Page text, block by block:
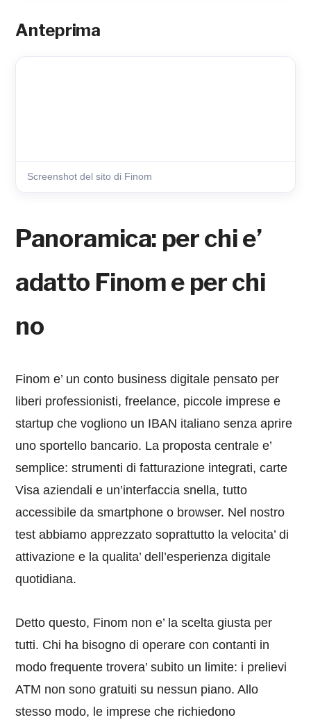
Anteprima
Screenshot del sito di Finom
Panoramica: per chi e’
adatto Finom e per chi
no
Finom e’ un conto business digitale pensato per
liberi professionisti, freelance, piccole imprese e
startup che vogliono un IBAN italiano senza aprire
uno sportello bancario. La proposta centrale e’
semplice: strumenti di fatturazione integrati, carte
Visa aziendali e un’interfaccia snella, tutto
accessibile da smartphone o browser. Nel nostro
test abbiamo apprezzato soprattutto la velocita’ di
attivazione e la qualita’ dell’esperienza digitale
quotidiana.
Detto questo, Finom non e’ la scelta giusta per
tutti. Chi ha bisogno di operare con contanti in
modo frequente trovera’ subito un limite: i prelievi
ATM non sono gratuiti su nessun piano. Allo
stesso modo, le imprese che richiedono